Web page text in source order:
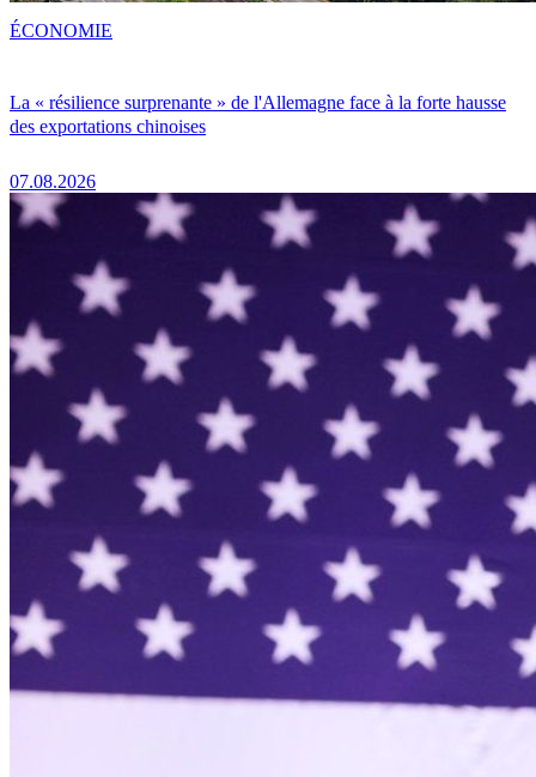
La « résilience surprenante » de l'Allemagne face à la forte hausse
des exportations chinoises
07.08.2026
ÉCONOMIE